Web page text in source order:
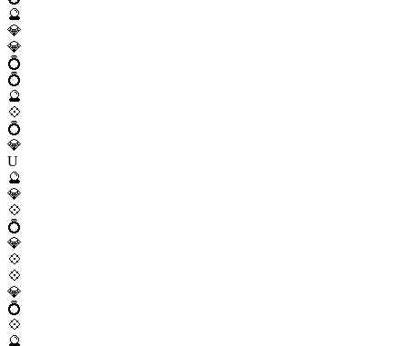
🔮
💎
💎
💍
💍
🔮
💠
💍
💎
U
🔮
💎
💠
💍
💎
💠
💠
💎
💍
💠
🔮